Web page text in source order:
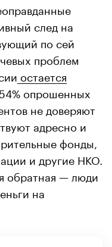
след на
по сей
проблем
остается
опрошенных
не доверяют
адресно и
фонды,
и другие НКО.
обратная — люди
на